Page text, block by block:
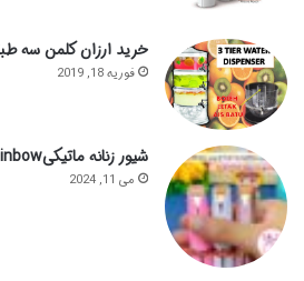
خرید ارزان کلمن سه
فوریه 18, 2019
شیور زنانه ماتیکیrainbow
می 11, 2024